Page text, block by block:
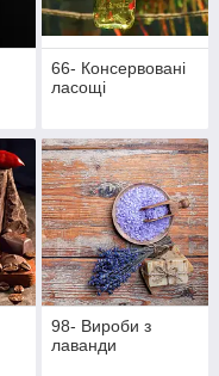
66- Консервовані
ласощі
98- Вироби з
лаванди